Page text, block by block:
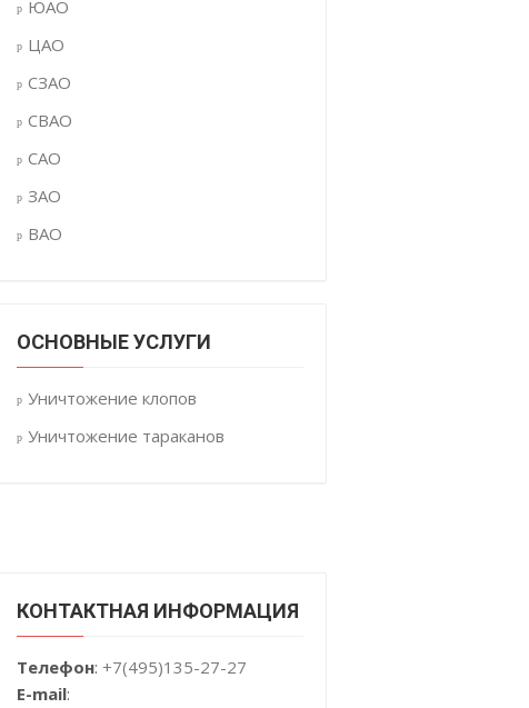
ЮАО
ЦАО
СЗАО
СВАО
САО
ЗАО
ВАО
ОСНОВНЫЕ УСЛУГИ
Уничтожение клопов
Уничтожение тараканов
КОНТАКТНАЯ ИНФОРМАЦИЯ
Телефон: +7(495)135-27-27
E-mail: